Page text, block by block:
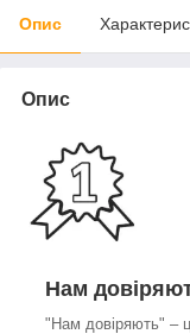
Опис
Опис
Нам
"Нам довіряють" –